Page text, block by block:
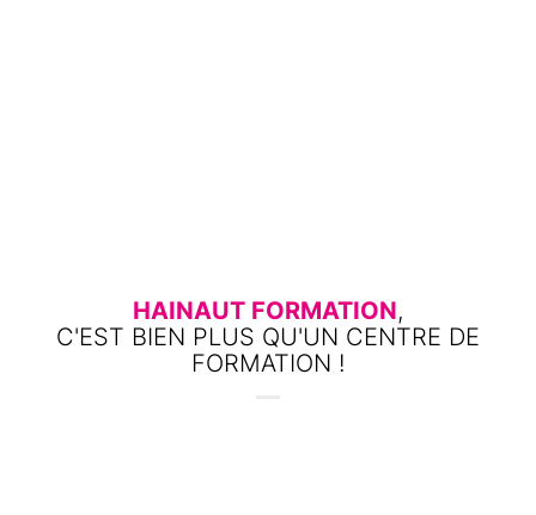
HAINAUT FORMATION,
C'EST BIEN PLUS QU'UN CENTRE DE
FORMATION !